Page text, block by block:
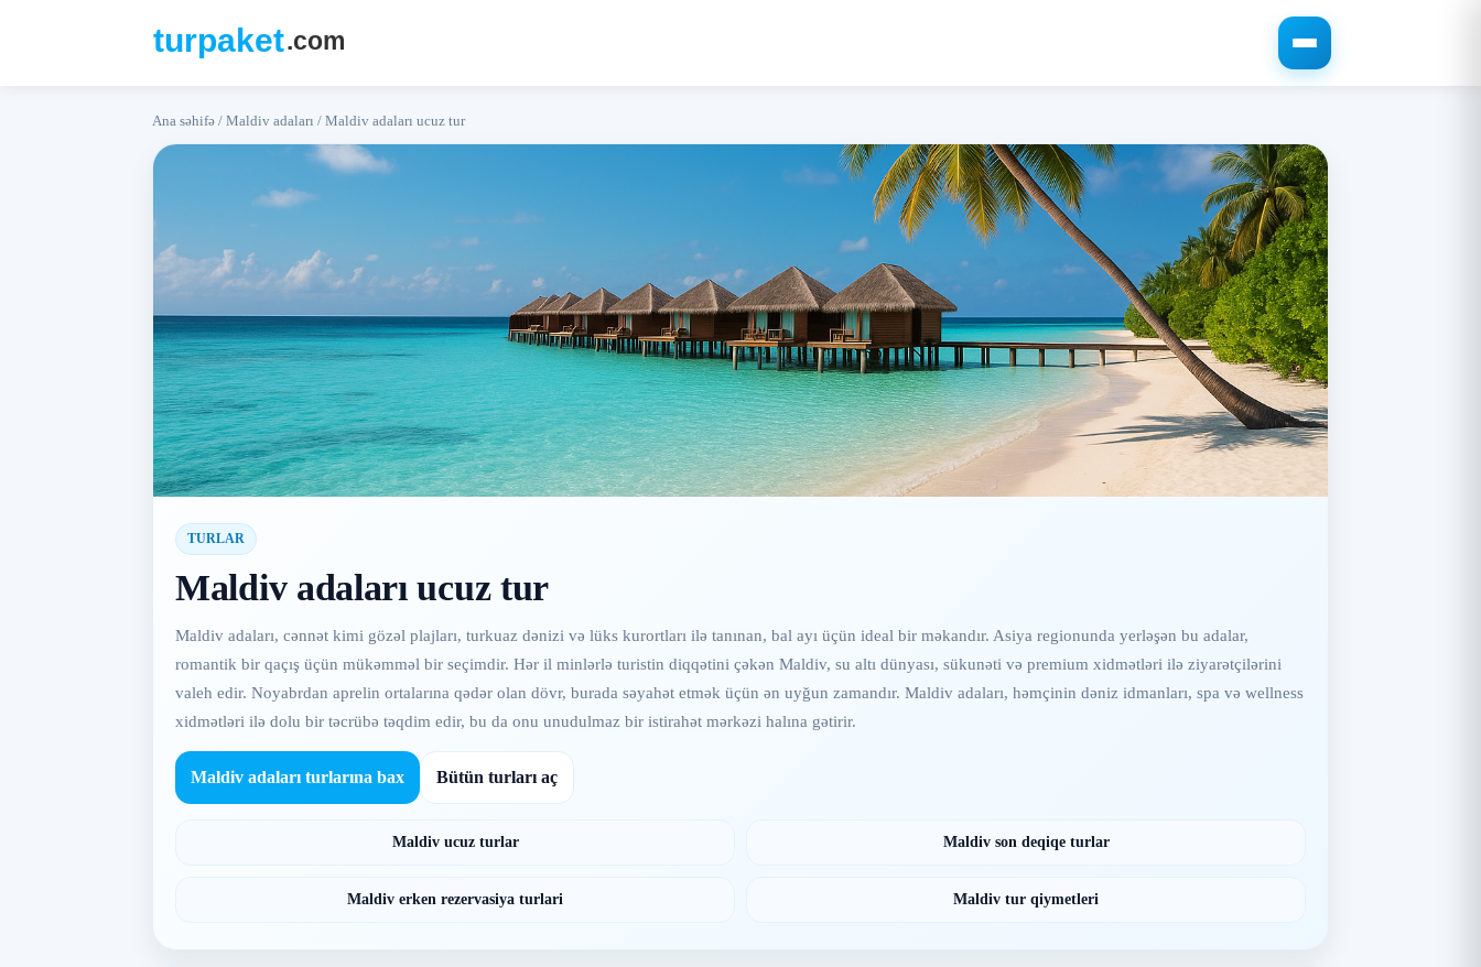
Ana səhifə / Maldiv adaları / Maldiv adaları ucuz tur
TURLAR
Maldiv adaları ucuz tur
Maldiv adaları, cənnət kimi gözəl plajları, turkuaz dənizi və lüks kurortları ilə tanınan, bal ayı üçün ideal bir məkandır. Asiya regionunda yerləşən bu adalar,
romantik bir qaçış üçün mükəmməl bir seçimdir. Hər il minlərlə turistin diqqətini çəkən Maldiv, su altı dünyası, sükunəti və premium xidmətləri ilə ziyarətçilərini
valeh edir. Noyabrdan aprelin ortalarına qədər olan dövr, burada səyahət etmək üçün ən uyğun zamandır. Maldiv adaları, həmçinin dəniz idmanları, spa və wellness
xidmətləri ilə dolu bir təcrübə təqdim edir, bu da onu unudulmaz bir istirahət mərkəzi halına gətirir.
Maldiv adaları turlarına bax Bütün turları aç
Maldiv ucuz turlar Maldiv son deqiqe turlar
Maldiv erken rezervasiya turlari Maldiv tur qiymetleri